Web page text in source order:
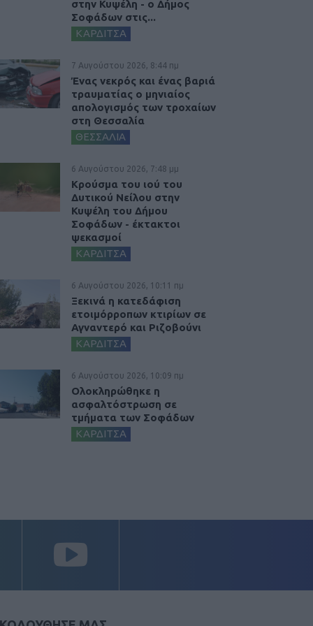
στην Κυψέλη - ο Δήμος
Σοφάδων στις...
ΚΑΡΔΙΤΣΑ
7 Αυγούστου 2026, 8:44 πμ
Ένας νεκρός και ένας βαριά
τραυματίας ο μηνιαίος
απολογισμός των τροχαίων
στη Θεσσαλία
ΘΕΣΣΑΛΙΑ
6 Αυγούστου 2026, 7:48 μμ
Κρούσμα του ιού του
Δυτικού Νείλου στην
Κυψέλη του Δήμου
Σοφάδων - έκτακτοι
ψεκασμοί
ΚΑΡΔΙΤΣΑ
6 Αυγούστου 2026, 10:11 πμ
Ξεκινά η κατεδάφιση
ετοιμόρροπων κτιρίων σε
Αγναντερό και Ριζοβούνι
ΚΑΡΔΙΤΣΑ
6 Αυγούστου 2026, 10:09 πμ
Ολοκληρώθηκε η
ασφαλτόστρωση σε
τμήματα των Σοφάδων
ΚΑΡΔΙΤΣΑ